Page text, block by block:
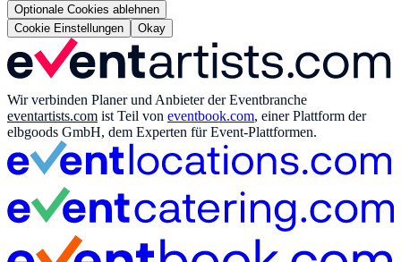
Optionale Cookies ablehnen
Cookie Einstellungen
Okay
Wir verbinden Planer und Anbieter der Eventbranche
eventartists.com ist Teil von eventbook.com, einer Plattform der
elbgoods GmbH, dem Experten für Event-Plattformen.